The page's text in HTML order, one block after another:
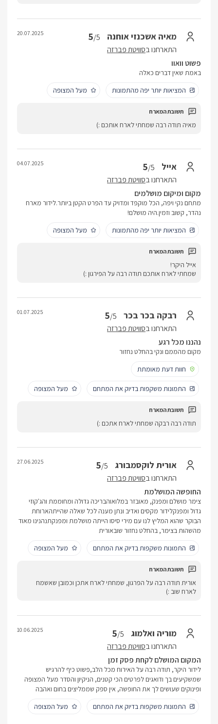
מאיה אשכנזי אוחנה 5/5
התארחנו בסוויטת פברזה
20.07.2025
פשוט וואוו
באמת שאין דברים כאלה
המציאות יותר יפה מהתמונות
מעל המצופה
מאיה תודה רבה שמחתי לארח אותכם :)
אייל 5/5
התארחנו בסוויטת פברזה
04.07.2025
מקום ומיקום מושלמים
מתחם נקי ויפה, הכל מוקפד ומדויק עד הפרט הקטן ביותר.לידור מארח
נהדר, קשוב וזמין.היה מושלם!
המציאות יותר יפה מהתמונות
מעל המצופה
אייל היקר!
שמחתי לארח אותכם תודה רבה על הפירגון :)
רבקה בכר בכר 5/5
התארחנו בסוויטת פברזה
01.07.2025
נהננו מכל רגע
מקום מהממם ונקי בהחלט נחזור
חוות דעת מאומתת
התמונות משקפות בדיוק את המתחם מעל המצופה
תודה רבה רבקה שמחתי לארח אתכם :)
אורית לוקסמבורג 5/5
התארחנו בסוויטת פברזה
27.06.2025
החופשה המושלמת
צימר מושלם ומפנק, מאובזר במלואוהבריכה גדולה ומחוממת והג'קוזי
גדול ומפנקלידור מקסים ואדיב ונתן מענה לכל שאלה שהייתהארוחת
הבוקר שהוא המליץ לנו עם מירי סיסו הייתה מושלמת ומפנקתנהנינו מאוד
מהשהות בצימר, בהחלט נחזור שובאורית
התמונות משקפות בדיוק את המתחם
מעל המצופה
אורית תודה רבה על הפרגון, שמחתי לארח אתכן וכמובן שאשמח
לארח שוב :)
מוריה ואלמוג 5/5
התארחנו בסוויטת פברזה
10.06.2025
המקום המושלם לקחת פסק זמן
לידור היקר, תודה רבה על האירוח מכל הלב,פשוט כיף להרגיש
שמשקיעים בך ודואגים לפרטים הכי קטנים, הניקיון והסדר מעל המצופה
ופינוקים שעושים לך את החופשה, אין ספק שממליצים בחום ואהבה
התמונות משקפות בדיוק את המתחם
מעל המצופה